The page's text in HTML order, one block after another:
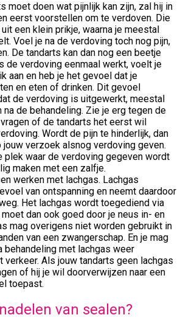
moet doen wat pijnlijk kan zijn, zal hij in
eerst voorstellen om te verdoven. Die
een klein prikje, waarna je meestal
Voel je na de verdoving toch nog pijn,
De tandarts kan dan nog een beetje
de verdoving eenmaal werkt, voelt je
aan en heb je het gevoel dat je
en eten of drinken. Dit gevoel
de verdoving is uitgewerkt, meestal
na de behandeling. Zie je erg tegen de
of de tandarts het eerst wil
Wordt de pijn te hinderlijk, dan
jouw verzoek alsnog verdoving geven.
plek waar de verdoving gegeven wordt
maken met een zalfje.
werken met lachgas. Lachgas
van ontspanning en neemt daardoor
Het lachgas wordt toegediend via
dan ook goed door je neus in- en
mag overigens niet worden gebruikt in
van een zwangerschap. En je mag
behandeling met lachgas weer
verkeer. Als jouw tandarts geen lachgas
of hij je wil doorverwijzen naar een
toepast.
van sealen?